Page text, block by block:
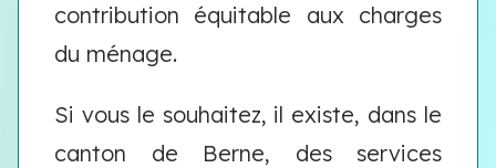
contribution équitable aux charges
du ménage.
Si vous le souhaitez, il existe, dans le
canton de Berne, des services